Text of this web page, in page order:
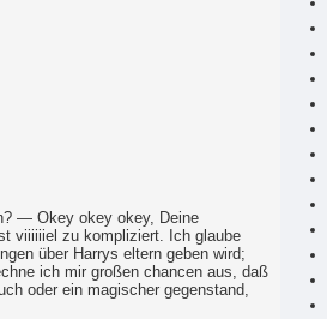
— Okey okey okey, Deine
viiiiiiel zu kompliziert. Ich glaube
über Harrys eltern geben wird;
ich mir großen chancen aus, daß
oder ein magischer gegenstand,